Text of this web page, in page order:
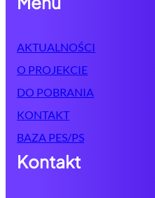
AKTUALNOŚCI
O PROJEKCIE
DO POBRANIA
KONTAKT
BAZA PES/PS
Kontakt